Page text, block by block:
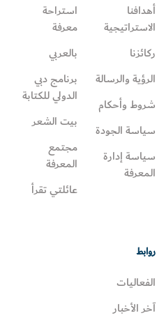
أهدافنا
الاستراتيجية
ركائزنا
الرؤية والرسالة
شروط وأحكام
سياسة الجودة
سياسة إدارة
المعرفة
استراحة
معرفة
بالعربي
برنامج دبي
الدولي للكتابة
بيت الشعر
مجتمع
المعرفة
عائلتي تقرأ‎
روابط
الفعاليات
آخر الأخبار